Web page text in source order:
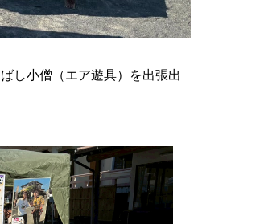
し小僧（エア遊具）を出張出